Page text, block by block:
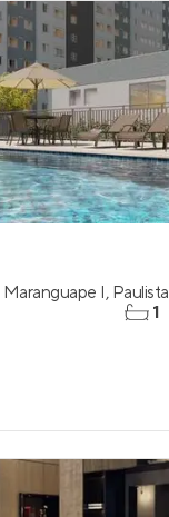
Maranguape I, Paulista
1